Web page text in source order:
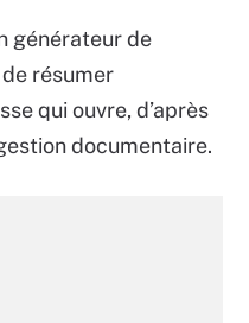
générateur de
résumer
qui ouvre, d’après
documentaire.